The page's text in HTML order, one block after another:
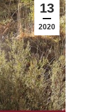
13
2020